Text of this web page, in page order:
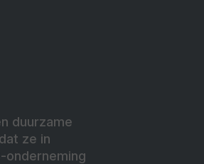
duurzame
ze in
onderneming